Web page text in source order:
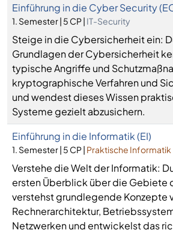
Einführung in die Cyber Security
1. Semester | 5 CP | IT-Security
Steige in die Cybersicherheit ein:
Grundlagen der Cybersicherheit
typische Angriffe und
kryptographische Verfahren und
und wendest dieses Wissen
Systeme gezielt abzusichern.
Einführung in die Informatik (EI)
1. Semester | 5 CP | Praktische Informatik
Verstehe die Welt der Informatik:
ersten Überblick über die Gebiete
verstehst grundlegende Konzepte
Rechnerarchitektur,
Netzwerken und entwickelst das